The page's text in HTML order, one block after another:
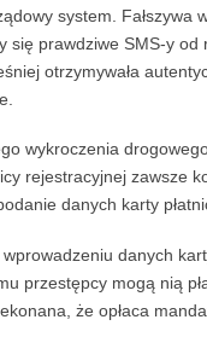
system. Fałszywa
się prawdziwe SMS-y
otrzymywała
wykroczenia
rejestracyjnej zawsze
danych karty
danych
przestępcy mogą nią
że opłaca